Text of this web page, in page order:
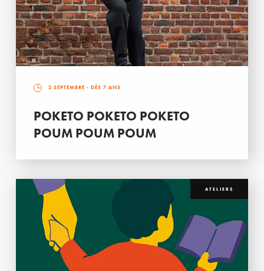
2 SEPTEMBRE - DÈS 7 ANS
POKETO POKETO POKETO
POUM POUM POUM
ATELIERS